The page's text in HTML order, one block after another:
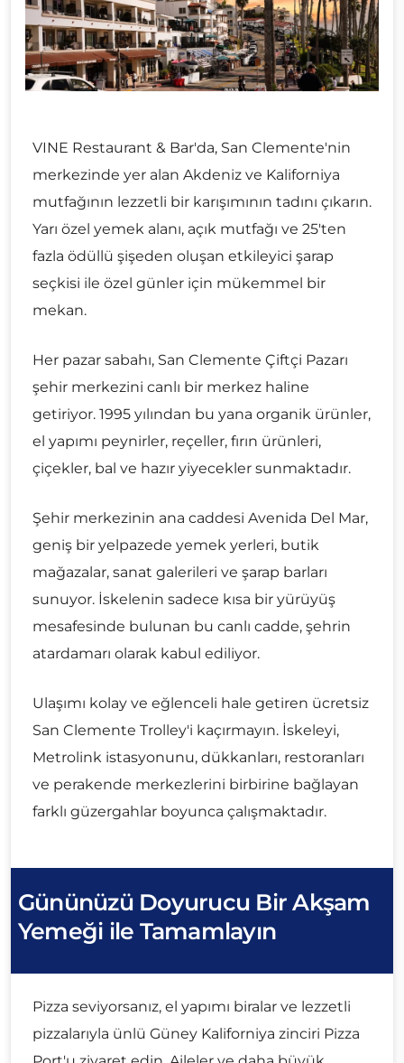
VINE Restaurant & Bar'da, San Clemente'nin
merkezinde yer alan Akdeniz ve Kaliforniya
mutfağının lezzetli bir karışımının tadını çıkarın.
Yarı özel yemek alanı, açık mutfağı ve 25'ten
fazla ödüllü şişeden oluşan etkileyici şarap
seçkisi ile özel günler için mükemmel bir
mekan.
Her pazar sabahı, San Clemente Çiftçi Pazarı
şehir merkezini canlı bir merkez haline
getiriyor. 1995 yılından bu yana organik ürünler,
el yapımı peynirler, reçeller, fırın ürünleri,
çiçekler, bal ve hazır yiyecekler sunmaktadır.
Şehir merkezinin ana caddesi Avenida Del Mar,
geniş bir yelpazede yemek yerleri, butik
mağazalar, sanat galerileri ve şarap barları
sunuyor. İskelenin sadece kısa bir yürüyüş
mesafesinde bulunan bu canlı cadde, şehrin
atardamarı olarak kabul ediliyor.
Ulaşımı kolay ve eğlenceli hale getiren ücretsiz
San Clemente Trolley'i kaçırmayın. İskeleyi,
Metrolink istasyonunu, dükkanları, restoranları
ve perakende merkezlerini birbirine bağlayan
farklı güzergahlar boyunca çalışmaktadır.
Gününüzü Doyurucu Bir Akşam
Yemeği ile Tamamlayın
Pizza seviyorsanız, el yapımı biralar ve lezzetli
pizzalarıyla ünlü Güney Kaliforniya zinciri Pizza